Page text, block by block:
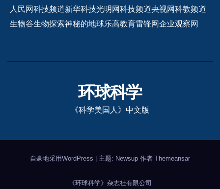
人民网科技频道新华科技光明网科技频道央视网科教频道
生物谷生物探索神秘的地球乐高教育雷锋网企业观察网
环球科学
《科学美国人》中文版
自豪地采用WordPress 主题: Newsup 作者 Themeansar
《环球科学》杂志社有限公司